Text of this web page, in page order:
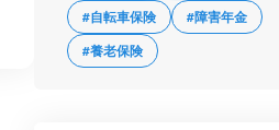
#自転車保険
#障害年金
#養老保険